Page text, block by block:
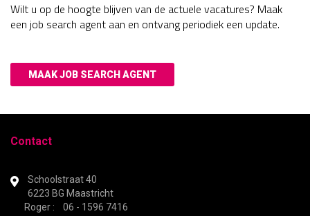
Wilt u op de hoogte blijven van de actuele vacatures? Maak
een job search agent aan en ontvang periodiek een update.
MAAK JOB SEARCH AGENT
Contact
Schoolstraat 40
6223 BG Maastricht
Roger : 06 - 1596 7416